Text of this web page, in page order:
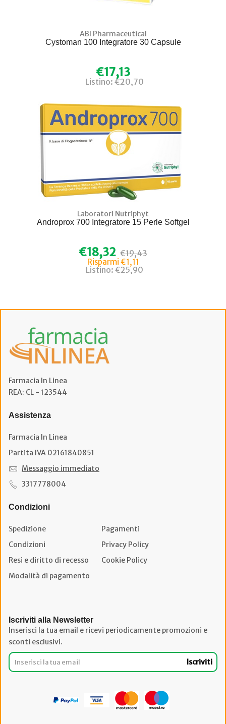
ABI Pharmaceutical
Cystoman 100 Integratore 30 Capsule
€17,13
Listino: €20,70
Laboratori Nutriphyt
Androprox 700 Integratore 15 Perle Softgel
€18,32 €19,43
Risparmi €1,11
Listino: €25,90
Farmacia In Linea
REA: CL - 123544
Assistenza
Farmacia In Linea
Partita IVA 02161840851
Messaggio immediato
3317778004
Condizioni
Spedizione
Pagamenti
Condizioni
Privacy Policy
Resi e diritto di recesso
Cookie Policy
Modalità di pagamento
Iscriviti alla Newsletter
Inserisci la tua email e ricevi periodicamente promozioni e
sconti esclusivi.
Iscriviti